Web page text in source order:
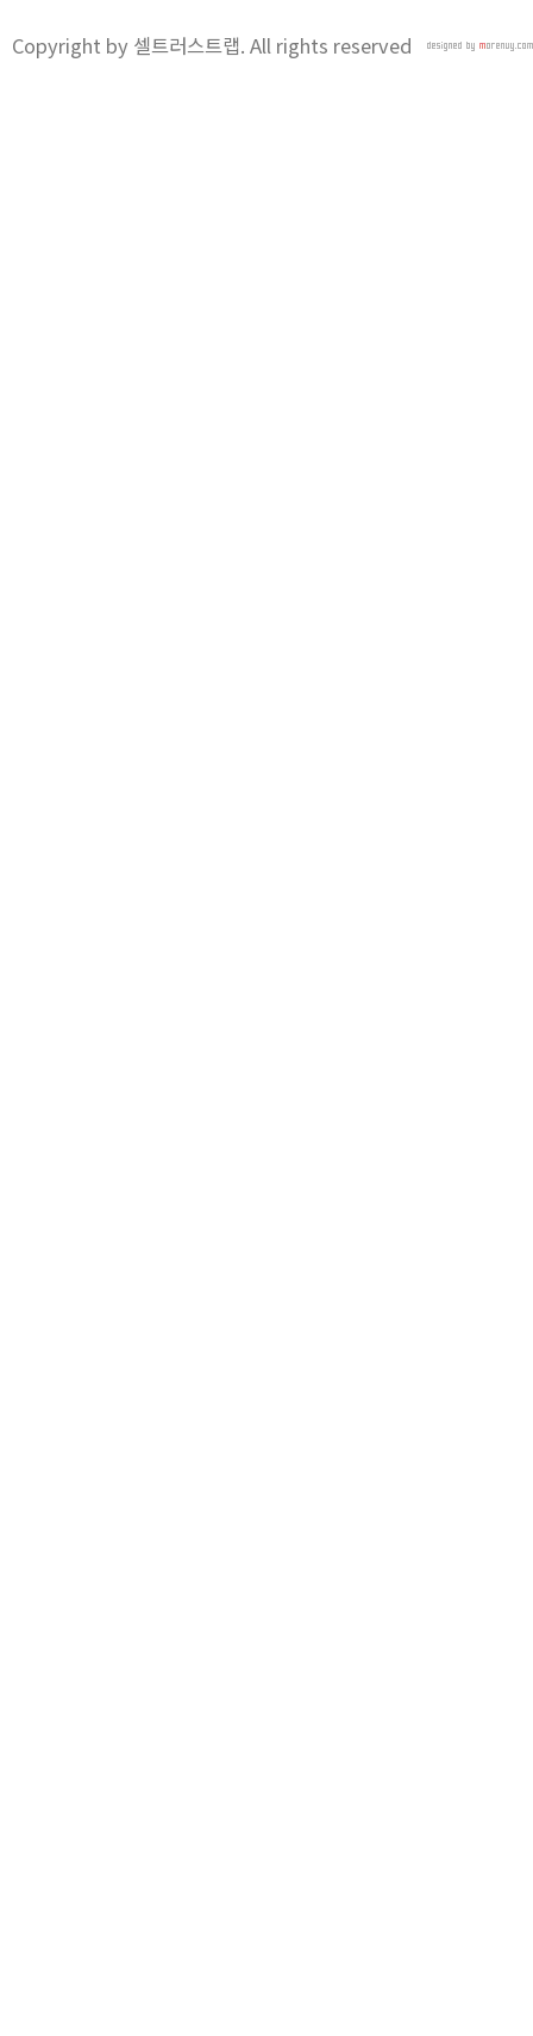
Copyright by 셀트러스트랩. All rights reserved